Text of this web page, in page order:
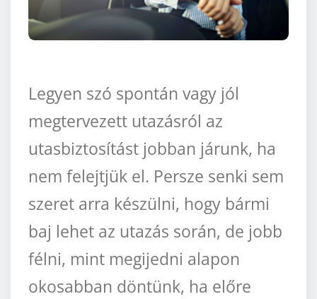
Legyen szó spontán vagy jól
megtervezett utazásról az
utasbiztosítást jobban járunk, ha
nem felejtjük el. Persze senki sem
szeret arra készülni, hogy bármi
baj lehet az utazás során, de jobb
félni, mint megijedni alapon
okosabban döntünk, ha előre